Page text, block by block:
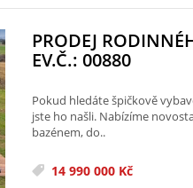
PRODEJ
EV.Č.: 00880
Pokud hledáte špičkově
jste ho našli. Nabízíme
bazénem, do..
14 990 000 Kč